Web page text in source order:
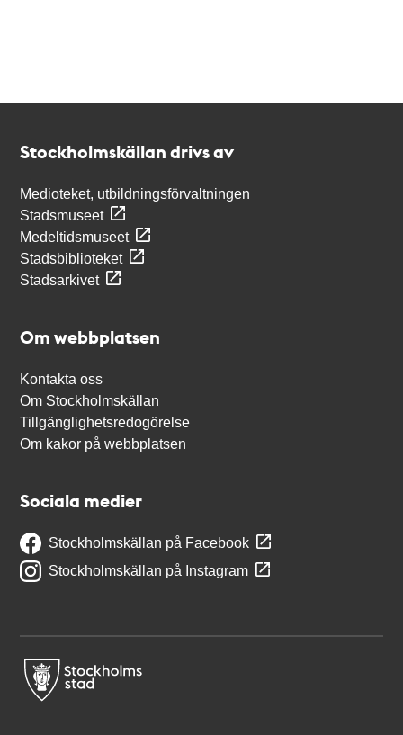
Stockholmskällan drivs av
Medioteket, utbildningsförvaltningen
Stadsmuseet
Medeltidsmuseet
Stadsbiblioteket
Stadsarkivet
Om webbplatsen
Kontakta oss
Om Stockholmskällan
Tillgänglighetsredogörelse
Om kakor på webbplatsen
Sociala medier
Stockholmskällan på Facebook
Stockholmskällan på Instagram